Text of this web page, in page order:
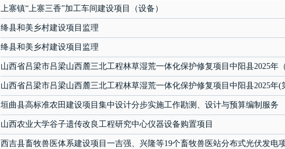
上寨镇“上寨三香”加工车间建设项目（设备）
绛县和美乡村建设项目监理
绛县和美乡村建设项目监理
山西省吕梁市吕梁山西麓三北工程林草湿荒一体化保护修复项目中阳县2025年
山西省吕梁市吕梁山西麓三北工程林草湿荒一体化保护修复项目中阳县2025年(
垣曲县高标准农田建设项目集中设计分步实施工作勘测、设计与预算编制服务
山西农业大学谷子遗传改良工程研究中心仪器设备购置项目
西吉县畜牧兽医体系建设项目一吉强、兴隆等19个畜牧兽医站分布式光伏发电